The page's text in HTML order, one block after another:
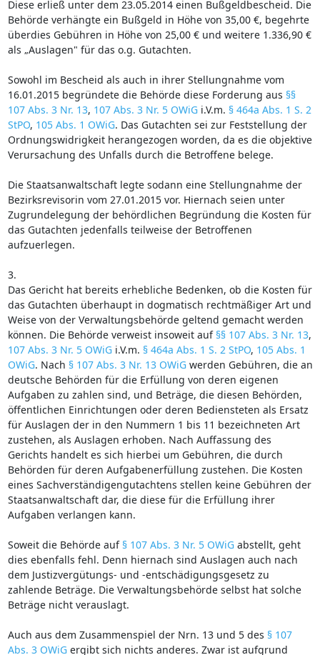
Diese erließ unter dem 23.05.2014 einen Bußgeldbescheid. Die
Behörde verhängte ein Bußgeld in Höhe von 35,00 €, begehrte
überdies Gebühren in Höhe von 25,00 € und weitere 1.336,90 €
als „Auslagen" für das o.g. Gutachten.
Sowohl im Bescheid als auch in ihrer Stellungnahme vom
16.01.2015 begründete die Behörde diese Forderung aus §§
107 Abs. 3 Nr. 13, 107 Abs. 3 Nr. 5 OWiGi.V.m. § 464a Abs. 1 S. 2
StPO, 105 Abs. 1 OWiG. Das Gutachten sei zur Feststellung der
Ordnungswidrigkeit herangezogen worden, da es die objektive
Verursachung des Unfalls durch die Betroffene belege.
Die Staatsanwaltschaft legte sodann eine Stellungnahme der
Bezirksrevisorin vom 27.01.2015 vor. Hiernach seien unter
Zugrundelegung der behördlichen Begründung die Kosten für
das Gutachten jedenfalls teilweise der Betroffenen
aufzuerlegen.
3.
Das Gericht hat bereits erhebliche Bedenken, ob die Kosten für
das Gutachten überhaupt in dogmatisch rechtmäßiger Art und
Weise von der Verwaltungsbehörde geltend gemacht werden
können. Die Behörde verweist insoweit auf §§ 107 Abs. 3 Nr. 13,
107 Abs. 3 Nr. 5 OWiGi.V.m. § 464a Abs. 1 S. 2 StPO, 105 Abs. 1
OWiG. Nach § 107 Abs. 3 Nr. 13 OWiGwerden Gebühren, die an
deutsche Behörden für die Erfüllung von deren eigenen
Aufgaben zu zahlen sind, und Beträge, die diesen Behörden,
öffentlichen Einrichtungen oder deren Bediensteten als Ersatz
für Auslagen der in den Nummern 1 bis 11 bezeichneten Art
zustehen, als Auslagen erhoben. Nach Auffassung des
Gerichts handelt es sich hierbei um Gebühren, die durch
Behörden für deren Aufgabenerfüllung zustehen. Die Kosten
eines Sachverständigengutachtens stellen keine Gebühren der
Staatsanwaltschaft dar, die diese für die Erfüllung ihrer
Aufgaben verlangen kann.
Soweit die Behörde auf § 107 Abs. 3 Nr. 5 OWiGabstellt, geht
dies ebenfalls fehl. Denn hiernach sind Auslagen auch nach
dem Justizvergütungs- und -entschädigungsgesetz zu
zahlende Beträge. Die Verwaltungsbehörde selbst hat solche
Beträge nicht verauslagt.
Auch aus dem Zusammenspiel der Nrn. 13 und 5 des § 107
Abs. 3 OWiGergibt sich nichts anderes. Zwar ist aufgrund